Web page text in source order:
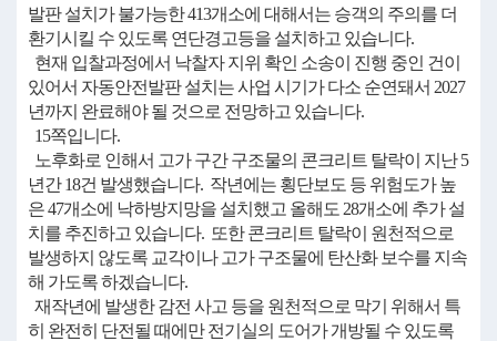
발판 설치가 불가능한 413개소에 대해서는 승객의 주의를 더
환기시킬 수 있도록 연단경고등을 설치하고 있습니다.
현재 입찰과정에서 낙찰자 지위 확인 소송이 진행 중인 건이
있어서 자동안전발판 설치는 사업 시기가 다소 순연돼서 2027
년까지 완료해야 될 것으로 전망하고 있습니다.
15쪽입니다.
노후화로 인해서 고가 구간 구조물의 콘크리트 탈락이 지난 5
년간 18건 발생했습니다. 작년에는 횡단보도 등 위험도가 높
은 47개소에 낙하방지망을 설치했고 올해도 28개소에 추가 설
치를 추진하고 있습니다. 또한 콘크리트 탈락이 원천적으로
발생하지 않도록 교각이나 고가 구조물에 탄산화 보수를 지속
해 가도록 하겠습니다.
재작년에 발생한 감전 사고 등을 원천적으로 막기 위해서 특
히 완전히 단전될 때에만 전기실의 도어가 개방될 수 있도록